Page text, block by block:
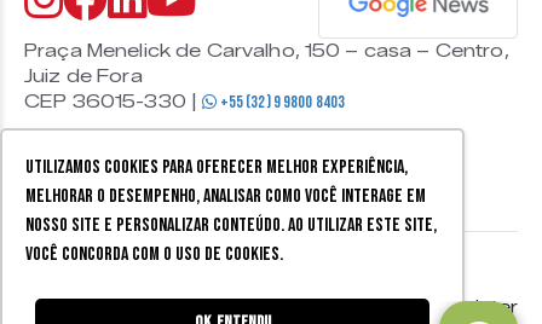
Utilizamos cookies para oferecer melhor experiência,
melhorar o desempenho, analisar como você interage em
nosso site e personalizar conteúdo. Ao utilizar este site,
você concorda com o uso de cookies.
Praça Menelick de Carvalho, 150 – casa – Centro,
Juiz de Fora
CEP 36015-330 |
+55 (32) 9 9800 8403
os direitos reservados.
Mobister